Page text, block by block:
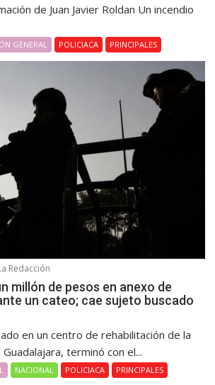
de Juan Javier Roldan Un incendio
GENERAL POLICIACA PRINCIPALES
Redacción
millón de pesos en anexo de
un cateo; cae sujeto buscado
en un centro de rehabilitación de la
terminó con el...
NACIONAL POLICIACA PRINCIPALES